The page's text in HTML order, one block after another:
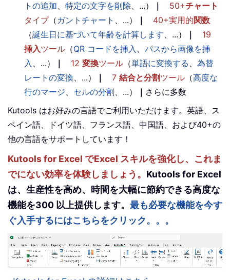
トの追加、 特定の文字を削除、...） ｜ 50+チャート
タイプ（ ガントチャート 、...） ｜ 40+実用的関数
（誕生日に基づいて年齢を計算します、...） ｜
19
挿入ツール （QR コードを挿入 、 パスから画像を挿
入 、...） ｜ 12 変換ツール （単語に変換する 、 為替
レートの変換、...） ｜ 7 結合と分割ツール （高度な
行のマージ、 セルの分割、...） ｜ さらに多数
Kutools はお好みの言語でご利用いただけます。英語、ス
ペイン語、ドイツ語、フランス語、中国語、および40+の
他の言語をサポートしています！
Kutools for Excel でExcel スキルを強化し、これま
でにない効率を体験しましょう。 Kutools for Excel
は、生産性を高め、時間を大幅に節約できる高度な
機能を300 以上提供します。 最も必要な機能を今す
ぐ入手するにはこちらをクリック。。。